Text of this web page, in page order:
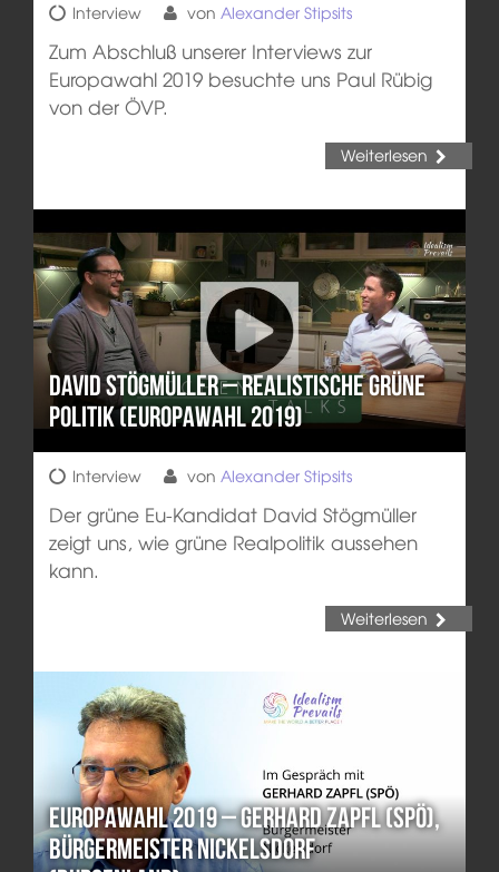
Interview von Alexander Stipsits
Zum Abschluß unserer Interviews zur
Europawahl 2019 besuchte uns Paul Rübig
von der ÖVP.
Weiterlesen
David Stögmüller – Realistische grüne
Politik (Europawahl 2019)
Interview von Alexander Stipsits
Der grüne Eu-Kandidat David Stögmüller
zeigt uns, wie grüne Realpolitik aussehen
kann.
Weiterlesen
Europawahl 2019 – Gerhard Zapfl (SPÖ),
Bürgermeister Nickelsdorf